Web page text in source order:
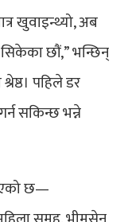
खुवाइन्थ्यो, अब
छौं,” भन्छिन्
पहिले डर
सकिन्छ भन्ने
छ—